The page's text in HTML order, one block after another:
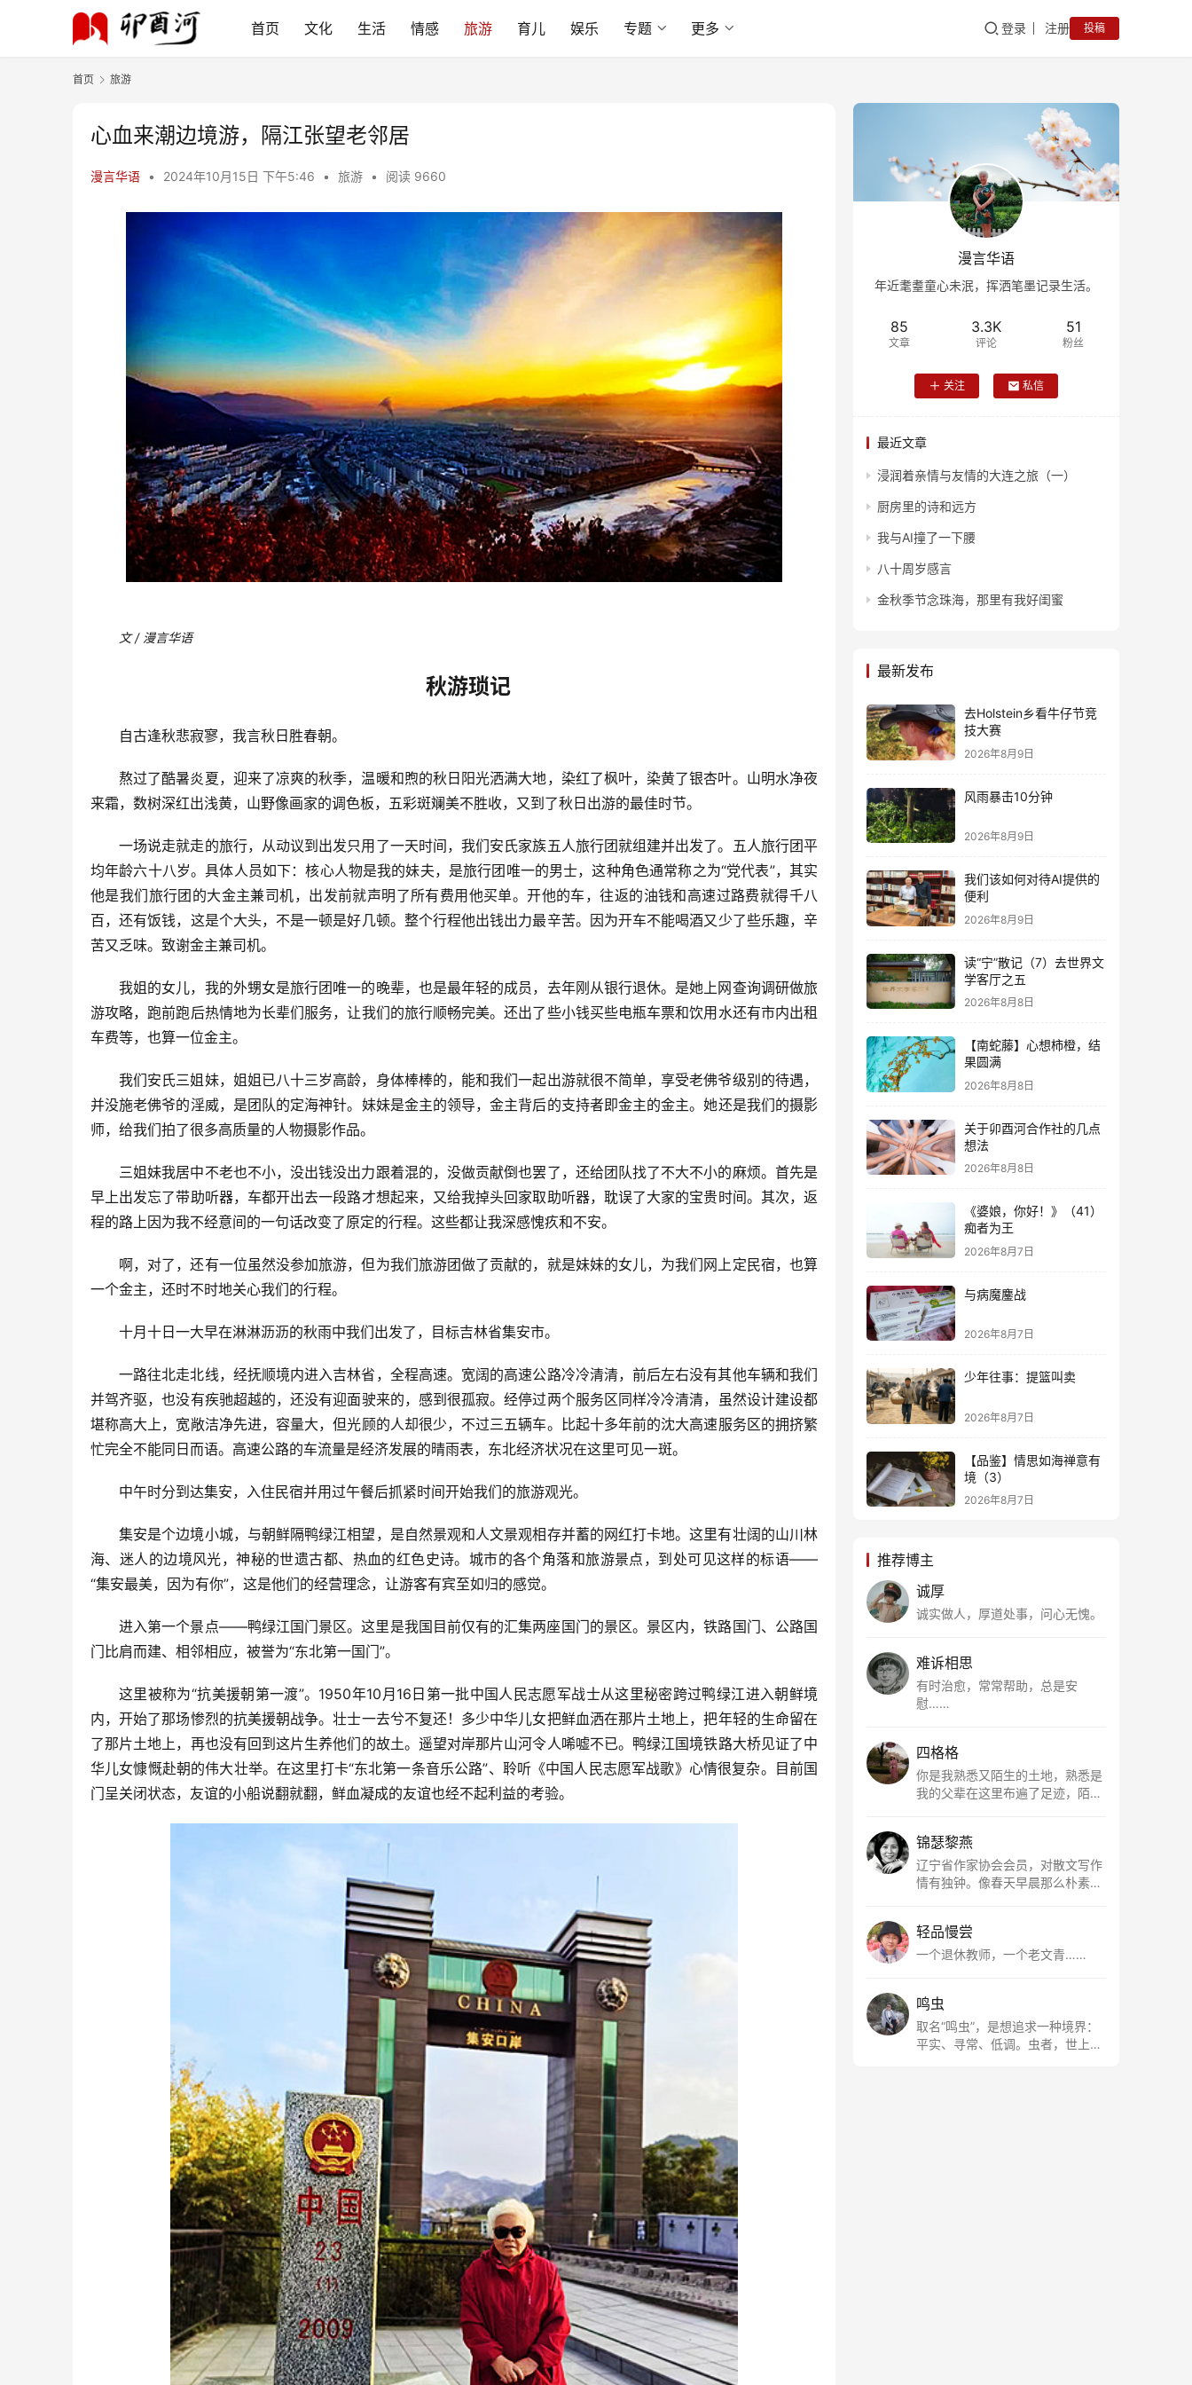
首页 文化 生活 情感 旅游 育儿 娱乐 专题 更多 登录 注册 投稿
首页 旅游
心血来潮边境游，隔江张望老邻居
漫言华语 • 2024年10月15日 下午5:46 • 旅游 • 阅读 9660
文 / 漫言华语
秋游琐记
自古逢秋悲寂寥，我言秋日胜春朝。
熬过了酷暑炎夏，迎来了凉爽的秋季，温暖和煦的秋日阳光洒满大地，染红了枫叶，染黄了银杏叶。山明水净夜
来霜，数树深红出浅黄，山野像画家的调色板，五彩斑斓美不胜收，又到了秋日出游的最佳时节。
一场说走就走的旅行，从动议到出发只用了一天时间，我们安氏家族五人旅行团就组建并出发了。五人旅行团平
均年龄六十八岁。具体人员如下：核心人物是我的妹夫，是旅行团唯一的男士，这种角色通常称之为“党代表”，其实
他是我们旅行团的大金主兼司机，出发前就声明了所有费用他买单。开他的车，往返的油钱和高速过路费就得千八
百，还有饭钱，这是个大头，不是一顿是好几顿。整个行程他出钱出力最辛苦。因为开车不能喝酒又少了些乐趣，辛
苦又乏味。致谢金主兼司机。
我姐的女儿，我的外甥女是旅行团唯一的晚辈，也是最年轻的成员，去年刚从银行退休。是她上网查询调研做旅
游攻略，跑前跑后热情地为长辈们服务，让我们的旅行顺畅完美。还出了些小钱买些电瓶车票和饮用水还有市内出租
车费等，也算一位金主。
我们安氏三姐妹，姐姐已八十三岁高龄，身体棒棒的，能和我们一起出游就很不简单，享受老佛爷级别的待遇，
并没施老佛爷的淫威，是团队的定海神针。妹妹是金主的领导，金主背后的支持者即金主的金主。她还是我们的摄影
师，给我们拍了很多高质量的人物摄影作品。
三姐妹我居中不老也不小，没出钱没出力跟着混的，没做贡献倒也罢了，还给团队找了不大不小的麻烦。首先是
早上出发忘了带助听器，车都开出去一段路才想起来，又给我掉头回家取助听器，耽误了大家的宝贵时间。其次，返
程的路上因为我不经意间的一句话改变了原定的行程。这些都让我深感愧疚和不安。
啊，对了，还有一位虽然没参加旅游，但为我们旅游团做了贡献的，就是妹妹的女儿，为我们网上定民宿，也算
一个金主，还时不时地关心我们的行程。
十月十日一大早在淋淋沥沥的秋雨中我们出发了，目标吉林省集安市。
一路往北走北线，经抚顺境内进入吉林省，全程高速。宽阔的高速公路冷冷清清，前后左右没有其他车辆和我们
并驾齐驱，也没有疾驰超越的，还没有迎面驶来的，感到很孤寂。经停过两个服务区同样冷冷清清，虽然设计建设都
堪称高大上，宽敞洁净先进，容量大，但光顾的人却很少，不过三五辆车。比起十多年前的沈大高速服务区的拥挤繁
忙完全不能同日而语。高速公路的车流量是经济发展的晴雨表，东北经济状况在这里可见一斑。
中午时分到达集安，入住民宿并用过午餐后抓紧时间开始我们的旅游观光。
集安是个边境小城，与朝鲜隔鸭绿江相望，是自然景观和人文景观相存并蓄的网红打卡地。这里有壮阔的山川林
海、迷人的边境风光，神秘的世遗古都、热血的红色史诗。城市的各个角落和旅游景点，到处可见这样的标语——
“集安最美，因为有你”，这是他们的经营理念，让游客有宾至如归的感觉。
进入第一个景点——鸭绿江国门景区。这里是我国目前仅有的汇集两座国门的景区。景区内，铁路国门、公路国
门比肩而建、相邻相应，被誉为“东北第一国门”。
这里被称为“抗美援朝第一渡”。1950年10月16日第一批中国人民志愿军战士从这里秘密跨过鸭绿江进入朝鲜境
内，开始了那场惨烈的抗美援朝战争。壮士一去兮不复还！多少中华儿女把鲜血洒在那片土地上，把年轻的生命留在
了那片土地上，再也没有回到这片生养他们的故土。遥望对岸那片山河令人唏嘘不已。鸭绿江国境铁路大桥见证了中
华儿女慷慨赴朝的伟大壮举。在这里打卡“东北第一条音乐公路”、聆听《中国人民志愿军战歌》心情很复杂。目前国
门呈关闭状态，友谊的小船说翻就翻，鲜血凝成的友谊也经不起利益的考验。
漫言华语
年近耄耋童心未泯，挥洒笔墨记录生活。
85
文章
3.3K
评论
51
粉丝
关注 私信
最近文章
浸润着亲情与友情的大连之旅（一）
厨房里的诗和远方
我与AI撞了一下腰
八十周岁感言
金秋季节念珠海，那里有我好闺蜜
最新发布
去Holstein乡看牛仔节竞
技大赛
2026年8月9日
风雨暴击10分钟
2026年8月9日
我们该如何对待AI提供的
便利
2026年8月9日
读“宁”散记（7）去世界文
学客厅之五
2026年8月8日
【南蛇藤】心想柿橙，结
果圆满
2026年8月8日
关于卯酉河合作社的几点
想法
2026年8月8日
《婆娘，你好！》（41）
痴者为王
2026年8月7日
与病魔鏖战
2026年8月7日
少年往事：提篮叫卖
2026年8月7日
【品鉴】情思如海禅意有
境（3）
2026年8月7日
推荐博主
诚厚
诚实做人，厚道处事，问心无愧。
难诉相思
有时治愈，常常帮助，总是安
慰……
四格格
你是我熟悉又陌生的土地，熟悉是
我的父辈在这里布遍了足迹，陌生
根所在，我用文字慢慢认识你、慢
慢熟悉你。
锦瑟黎燕
辽宁省作家协会会员，对散文写作
情有独钟。像春天早晨那么朴素，
轻品慢尝
一个退休教师，一个老文青……
鸣虫
取名“鸣虫”，是想追求一种境界：
平实、寻常、低调。虫者，世上最